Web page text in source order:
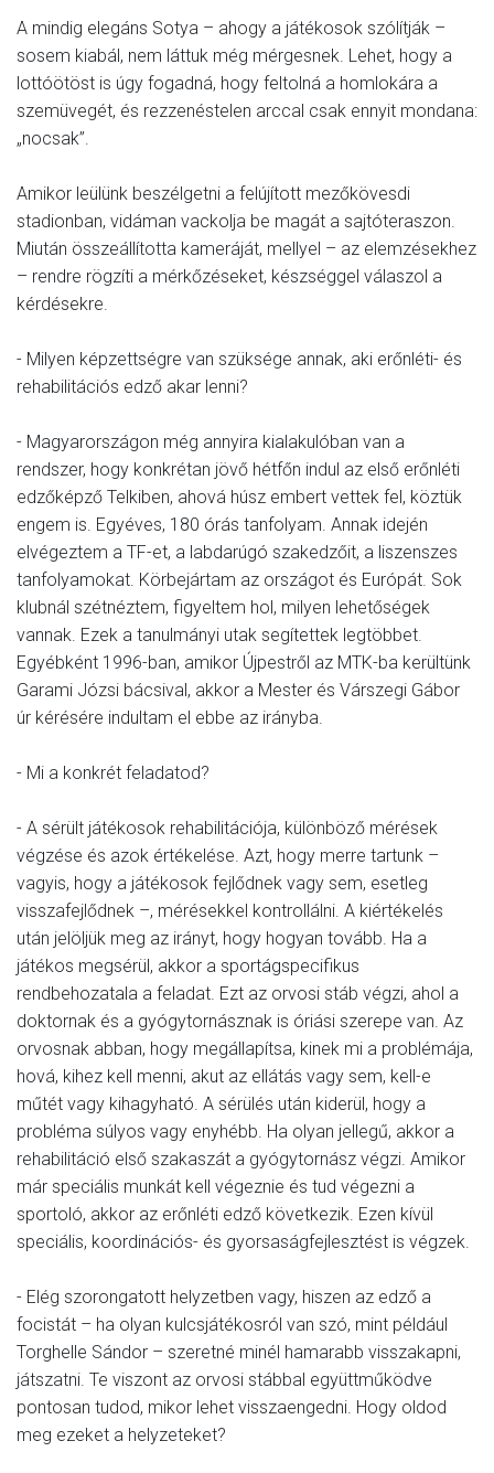
A mindig elegáns Sotya – ahogy a játékosok szólítják –
sosem kiabál, nem láttuk még mérgesnek. Lehet, hogy a
lottóötöst is úgy fogadná, hogy feltolná a homlokára a
szemüvegét, és rezzenéstelen arccal csak ennyit mondana:
„nocsak”.
Amikor leülünk beszélgetni a felújított mezőkövesdi
stadionban, vidáman vackolja be magát a sajtóteraszon.
Miután összeállította kameráját, mellyel – az elemzésekhez
– rendre rögzíti a mérkőzéseket, készséggel válaszol a
kérdésekre.
- Milyen képzettségre van szüksége annak, aki erőnléti- és
rehabilitációs edző akar lenni?
- Magyarországon még annyira kialakulóban van a
rendszer, hogy konkrétan jövő hétfőn indul az első erőnléti
edzőképző Telkiben, ahová húsz embert vettek fel, köztük
engem is. Egyéves, 180 órás tanfolyam. Annak idején
elvégeztem a TF-et, a labdarúgó szakedzőit, a liszenszes
tanfolyamokat. Körbejártam az országot és Európát. Sok
klubnál szétnéztem, figyeltem hol, milyen lehetőségek
vannak. Ezek a tanulmányi utak segítettek legtöbbet.
Egyébként 1996-ban, amikor Újpestről az MTK-ba kerültünk
Garami Józsi bácsival, akkor a Mester és Várszegi Gábor
úr kérésére indultam el ebbe az irányba.
- Mi a konkrét feladatod?
- A sérült játékosok rehabilitációja, különböző mérések
végzése és azok értékelése. Azt, hogy merre tartunk –
vagyis, hogy a játékosok fejlődnek vagy sem, esetleg
visszafejlődnek –, mérésekkel kontrollálni. A kiértékelés
után jelöljük meg az irányt, hogy hogyan tovább. Ha a
játékos megsérül, akkor a sportágspecifikus
rendbehozatala a feladat. Ezt az orvosi stáb végzi, ahol a
doktornak és a gyógytornásznak is óriási szerepe van. Az
orvosnak abban, hogy megállapítsa, kinek mi a problémája,
hová, kihez kell menni, akut az ellátás vagy sem, kell-e
műtét vagy kihagyható. A sérülés után kiderül, hogy a
probléma súlyos vagy enyhébb. Ha olyan jellegű, akkor a
rehabilitáció első szakaszát a gyógytornász végzi. Amikor
már speciális munkát kell végeznie és tud végezni a
sportoló, akkor az erőnléti edző következik. Ezen kívül
speciális, koordinációs- és gyorsaságfejlesztést is végzek.
- Elég szorongatott helyzetben vagy, hiszen az edző a
focistát – ha olyan kulcsjátékosról van szó, mint például
Torghelle Sándor – szeretné minél hamarabb visszakapni,
játszatni. Te viszont az orvosi stábbal együttműködve
pontosan tudod, mikor lehet visszaengedni. Hogy oldod
meg ezeket a helyzeteket?